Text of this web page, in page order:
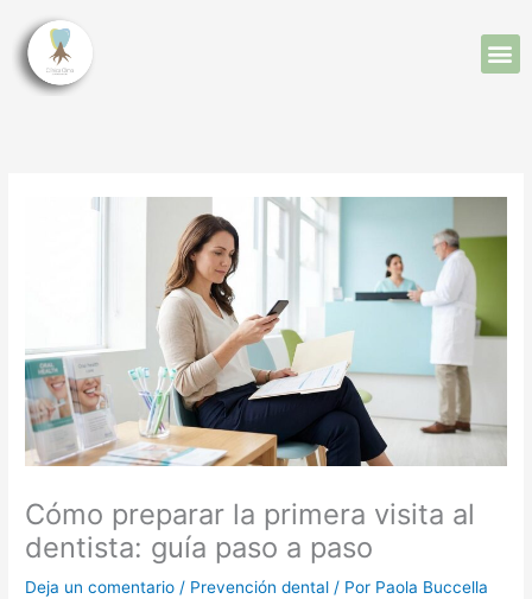
contenido
Cómo preparar la primera visita al
dentista: guía paso a paso
Deja un comentario / Prevención dental / Por Paola Buccella